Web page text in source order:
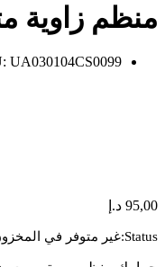
منظم زاوية
UA030104CS0099
95,00 د.إ
Status: غير متوفر في